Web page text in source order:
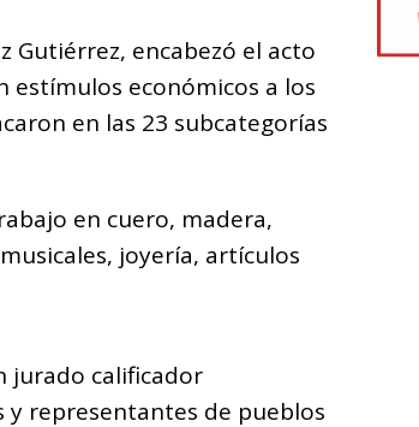
Gutiérrez, encabezó el acto
económicos a los
en las 23 subcategorías
en cuero, madera,
joyería, artículos
jurado calificador
representantes de pueblos